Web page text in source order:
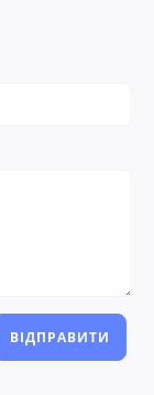
ВІДПРАВИТИ